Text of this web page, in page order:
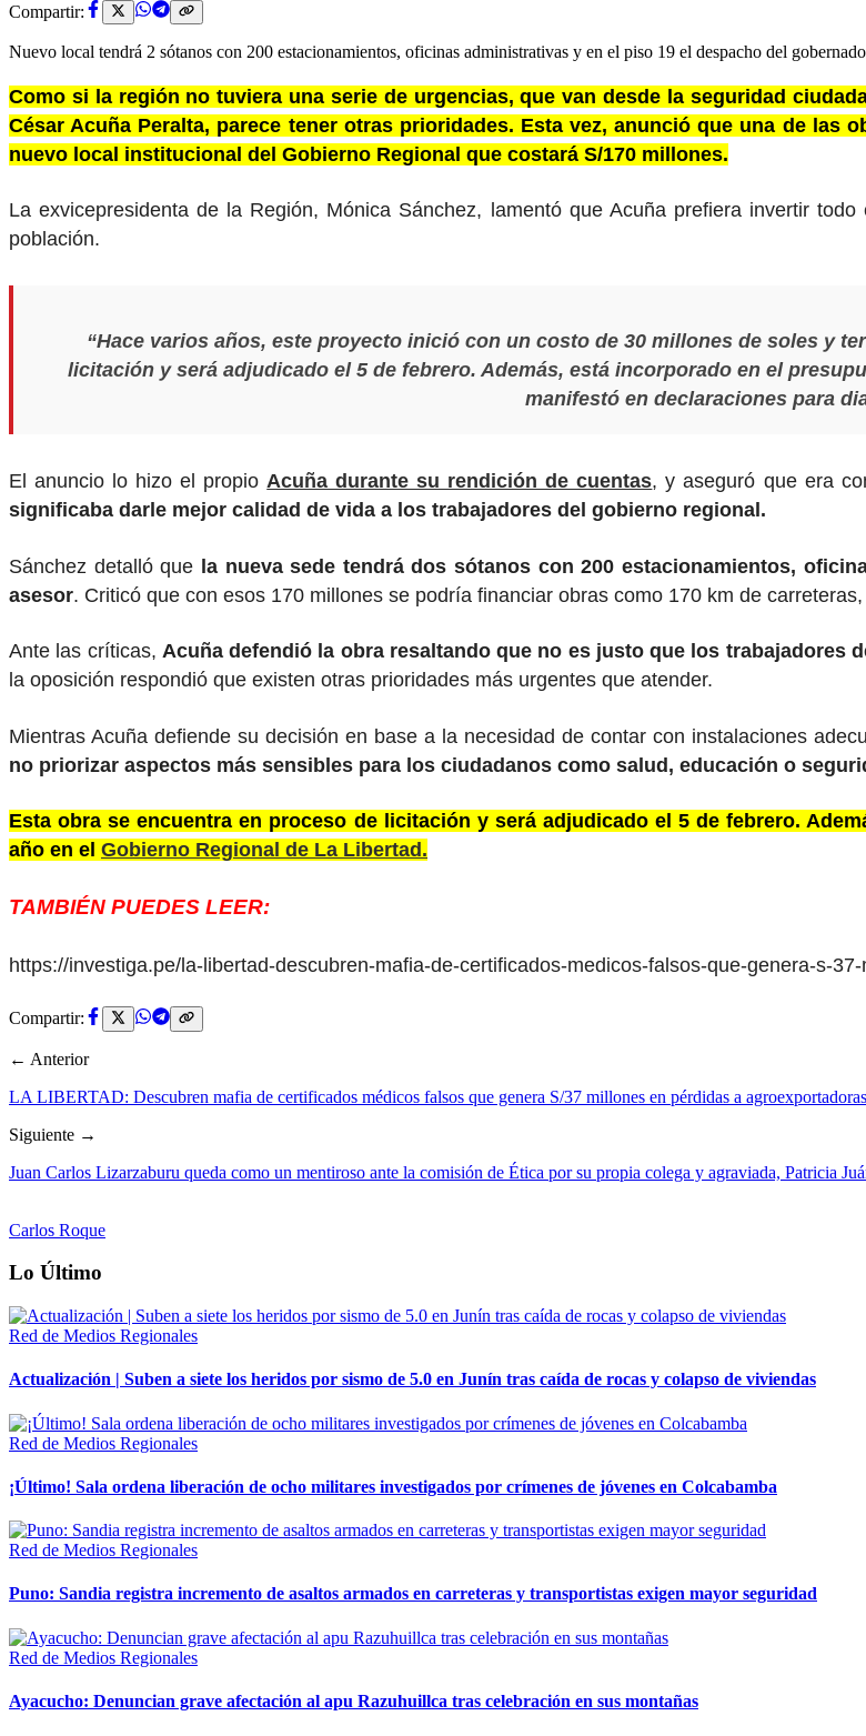
Compartir:
Nuevo local tendrá 2 sótanos con 200 estacionamientos, oficinas administrativas y en el piso 19 el despacho del
Como si la región no tuviera una serie de urgencias, que van desde la seguridad
César Acuña Peralta, parece tener otras prioridades. Esta vez, anunció que una de
nuevo local institucional del Gobierno Regional que costará S/170 millones.
La exvicepresidenta de la Región, Mónica Sánchez, lamentó que Acuña prefiera invertir
población.
“Hace varios años, este proyecto inició con un costo de 30 millones de soles y
licitación y será adjudicado el 5 de febrero. Además, está incorporado en el
manifestó en declaraciones para
El anuncio lo hizo el propio Acuña durante su rendición de cuentas, y aseguró que era
significaba darle mejor calidad de vida a los trabajadores del gobierno regional.
Sánchez detalló que la nueva sede tendrá dos sótanos con 200 estacionamientos,
asesor. Criticó que con esos 170 millones se podría financiar obras como 170 km de
Ante las críticas, Acuña defendió la obra resaltando que no es justo que los trabajadores
la oposición respondió que existen otras prioridades más urgentes que atender.
Mientras Acuña defiende su decisión en base a la necesidad de contar con instalaciones
no priorizar aspectos más sensibles para los ciudadanos como salud, educación o
Esta obra se encuentra en proceso de licitación y será adjudicado el 5 de febrero.
año en el Gobierno Regional de La Libertad.
TAMBIÉN PUEDES LEER:
https://investiga.pe/la-libertad-descubren-mafia-de-certificados-medicos-falsos-que-genera-s-
Compartir:
← Anterior
LA LIBERTAD: Descubren mafia de certificados médicos falsos que genera S/37 millones en pérdidas a agroexportadoras
Siguiente →
Juan Carlos Lizarzaburu queda como un mentiroso ante la comisión de Ética por su propia colega y agraviada, Patricia
Carlos Roque
Lo Último
Red de Medios Regionales
Actualización | Suben a siete los heridos por sismo de 5.0 en Junín tras caída de rocas y colapso de viviendas
Red de Medios Regionales
¡Último! Sala ordena liberación de ocho militares investigados por crímenes de jóvenes en Colcabamba
Red de Medios Regionales
Puno: Sandia registra incremento de asaltos armados en carreteras y transportistas exigen mayor seguridad
Red de Medios Regionales
Ayacucho: Denuncian grave afectación al apu Razuhuillca tras celebración en sus montañas